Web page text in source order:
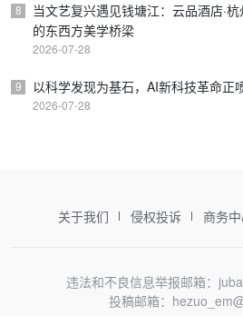
当文艺复兴遇见钱塘江：云品酒店·
的东西方美学桥梁
2026-07-28
8
以科学发现为基石，AI新科技革命正
2026-07-28
9
关于我们 侵权投诉 商务
违法和不良信息举报邮箱：
投稿邮箱：